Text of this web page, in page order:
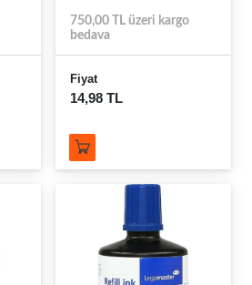
750,00 TL üzeri kargo
bedava
Fiyat
14,98 TL